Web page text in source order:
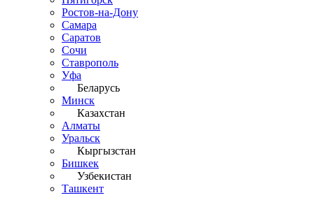
Ростов-на-Дону
Самара
Саратов
Сочи
Ставрополь
Уфа
Беларусь
Минск
Казахстан
Алматы
Уральск
Кыргызстан
Бишкек
Узбекистан
Ташкент